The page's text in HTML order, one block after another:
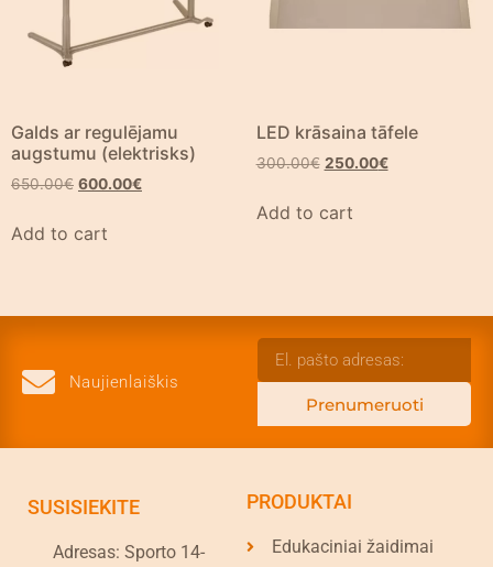
Galds ar regulējamu
augstumu (elektrisks)
650.00€ 600.00€
Add to cart
LED krāsaina tāfele
300.00€ 250.00€
Add to cart
Naujienlaiškis
Prenumeruoti
SUSISIEKITE
Adresas: Sporto 14-
PRODUKTAI
Edukaciniai žaidimai